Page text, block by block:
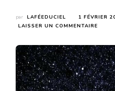
par LAFÉEDUCIEL
1 FÉVRIER
LAISSER UN COMMENTAIRE
DE
LUNE
DU
7